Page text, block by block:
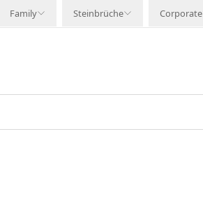
Family Steinbrüche Corporate